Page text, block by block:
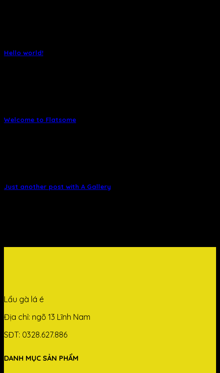
Hello world!
Welcome to Flatsome
Just another post with A Gallery
Lẩu gà lá é
Địa chỉ: ngõ 13 Lĩnh Nam
SĐT: 0328.627.886
DANH MỤC SẢN PHẨM